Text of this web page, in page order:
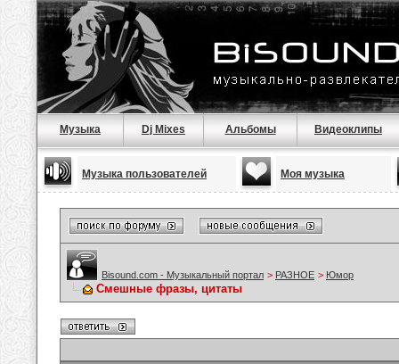
Музыка Dj Mixes Альбомы Видеоклипы
Музыка пользователей Моя музыка
Bisound.com - Музыкальный портал > РАЗНОЕ > Юмор
Смешные фразы, цитаты